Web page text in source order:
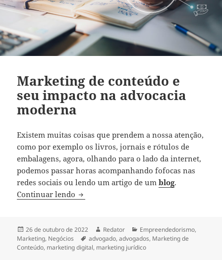
Marketing de conteúdo e
seu impacto na advocacia
moderna
Existem muitas coisas que prendem a nossa atenção,
como por exemplo os livros, jornais e rótulos de
embalagens, agora, olhando para o lado da internet,
podemos passar horas acompanhando fofocas nas
redes sociais ou lendo um artigo de umblog.
Continuar lendo Marketing de conteúdo e seu impacto
Publicado
em
26 de outubro de 2022 Autor
Redator Categorias
Empreendedorismo,
Marketing, Negócios Tags
advogado,advogados, Marketing de
Conteúdo, marketing digital, marketing jurídico